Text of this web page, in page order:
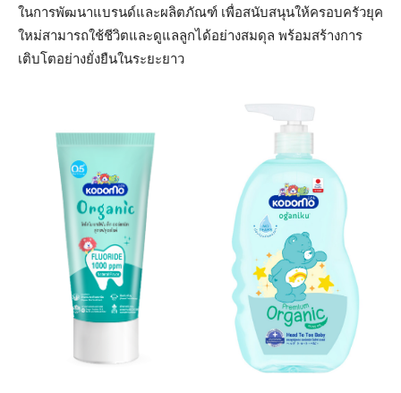
ในการพัฒนาแบรนด์และผลิตภัณฑ์ เพื่อสนับสนุนให้ครอบครัวยุค
ใหม่สามารถใช้ชีวิตและดูแลลูกได้อย่างสมดุล พร้อมสร้างการ
เติบโตอย่างยั่งยืนในระยะยาว